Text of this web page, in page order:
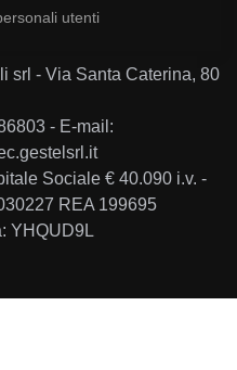
utenti
srl - Via Santa Caterina, 80
- E-mail:
Sociale € 40.090 i.v. -
REA 199695
YHQUD9L